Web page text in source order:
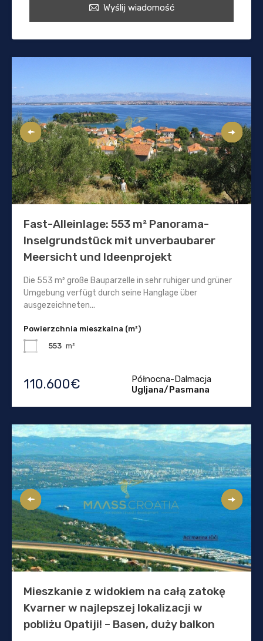
Wyślij wiadomość
Fast-Alleinlage: 553 m² Panorama-
Inselgrundstück mit unverbaubarer
Meersicht und Ideenprojekt
Die 553 m² große Bauparzelle in sehr ruhiger und grüner
Umgebung verfügt durch seine Hanglage über
ausgezeichneten...
Powierzchnia mieszkalna (m²)
553 m²
110.600€
Północna-Dalmacja
Ugljana/Pasmana
Mieszkanie z widokiem na całą zatokę
Kvarner w najlepszej lokalizacji w
pobliżu Opatiji! – Basen, duży balkon